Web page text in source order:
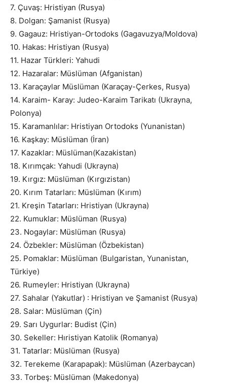
7. Çuvaş: Hristiyan (Rusya)
8. Dolgan: Şamanist (Rusya)
9. Gagauz: Hristiyan-Ortodoks (Gagavuzya/Moldova)
10. Hakas: Hristiyan (Rusya)
11. Hazar Türkleri: Yahudi
12. Hazaralar: Müslüman (Afganistan)
13. Karaçaylar Müslüman (Karaçay-Çerkes, Rusya)
14. Karaim- Karay: Judeo-Karaim Tarikatı (Ukrayna,
Polonya)
15. Karamanlılar: Hristiyan Ortodoks (Yunanistan)
16. Kaşkay: Müslüman (İran)
17. Kazaklar: Müslüman(Kazakistan)
18. Kırımçak: Yahudi (Ukrayna)
19. Kırgız: Müslüman (Kırgızistan)
20. Kırım Tatarları: Müslüman (Kırım)
21. Kreşin Tatarları: Hristiyan (Ukrayna)
22. Kumuklar: Müslüman (Rusya)
23. Nogaylar: Müslüman (Rusya)
24. Özbekler: Müslüman (Özbekistan)
25. Pomaklar: Müslüman (Bulgaristan, Yunanistan,
Türkiye)
26. Rumeyler: Hristiyan (Ukrayna)
27. Sahalar (Yakutlar) : Hristiyan ve Şamanist (Rusya)
28. Salar: Müslüman (Çin)
29. Sarı Uygurlar: Budist (Çin)
30. Sekeller: Hıristiyan Katolik (Romanya)
31. Tatarlar: Müslüman (Rusya)
32. Terekeme (Karapapak): Müslüman (Azerbaycan)
33. Torbeş: Müslüman (Makedonya)